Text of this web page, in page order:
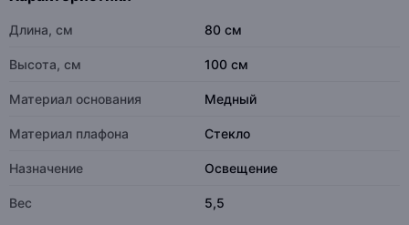
Длина, см 80 см
Высота, см 100 см
Материал основания Медный
Материал плафона Стекло
Назначение Освещение
Вес 5,5